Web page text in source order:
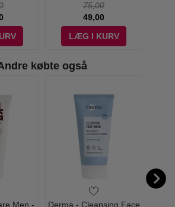
75,00
49,00
LÆG I KURV
købte også
Men -
Derma - Cleansing Face